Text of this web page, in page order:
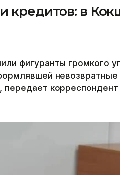
в
фигуранты громкого
корреспондент